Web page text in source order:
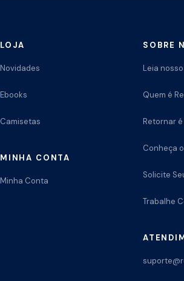
LOJA
Novidades
Ebooks
Camisetas
MINHA CONTA
Minha Conta
SOBRE
Leia
Quem é
Retornar
Conheça
Solicite
Trabalhe